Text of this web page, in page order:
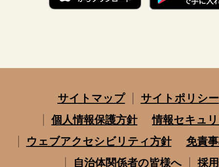
サイトマップ
サイトポリシー
個人情報保護方針
情報セキュ
ウェブアクセシビリティ方針
免責
自治体関係者の皆様へ
採